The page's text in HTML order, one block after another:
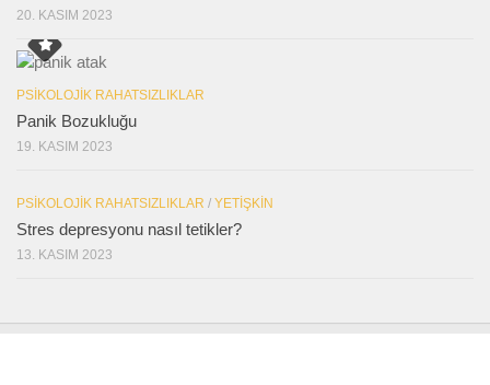
20. KASIM 2023
PSIKOLOJIK RAHATSIZLIKLAR
Panik Bozukluğu
19. KASIM 2023
PSIKOLOJIK RAHATSIZLIKLAR / YETIŞKIN
Stres depresyonu nasıl tetikler?
13. KASIM 2023